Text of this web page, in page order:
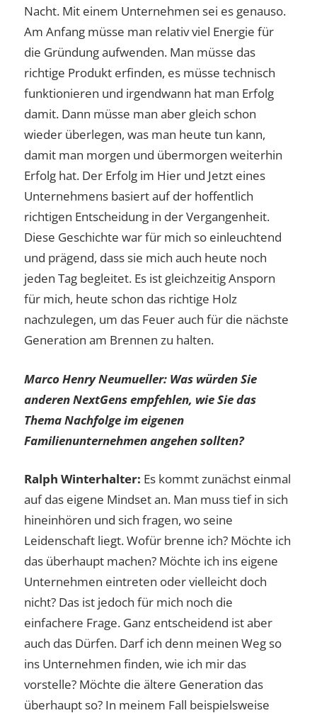
Nacht. Mit einem Unternehmen sei es genauso.
Am Anfang müsse man relativ viel Energie für
die Gründung aufwenden. Man müsse das
richtige Produkt erfinden, es müsse technisch
funktionieren und irgendwann hat man Erfolg
damit. Dann müsse man aber gleich schon
wieder überlegen, was man heute tun kann,
damit man morgen und übermorgen weiterhin
Erfolg hat. Der Erfolg im Hier und Jetzt eines
Unternehmens basiert auf der hoffentlich
richtigen Entscheidung in der Vergangenheit.
Diese Geschichte war für mich so einleuchtend
und prägend, dass sie mich auch heute noch
jeden Tag begleitet. Es ist gleichzeitig Ansporn
für mich, heute schon das richtige Holz
nachzulegen, um das Feuer auch für die nächste
Generation am Brennen zu halten.
Marco Henry Neumueller: Was würden Sie
anderen NextGens empfehlen, wie Sie das
Thema Nachfolge im eigenen
Familienunternehmen angehen sollten?
Ralph Winterhalter: Es kommt zunächst einmal
auf das eigene Mindset an. Man muss tief in sich
hineinhören und sich fragen, wo seine
Leidenschaft liegt. Wofür brenne ich? Möchte ich
das überhaupt machen? Möchte ich ins eigene
Unternehmen eintreten oder vielleicht doch
nicht? Das ist jedoch für mich noch die
einfachere Frage. Ganz entscheidend ist aber
auch das Dürfen. Darf ich denn meinen Weg so
ins Unternehmen finden, wie ich mir das
vorstelle? Möchte die ältere Generation das
überhaupt so? In meinem Fall beispielsweise